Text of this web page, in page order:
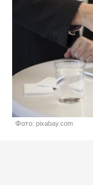
Фото: pixabay.com